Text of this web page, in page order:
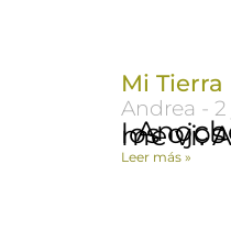
Mi Tierra
Andrea 2
Anoche me vi A
Leer más »